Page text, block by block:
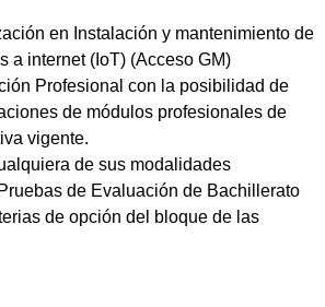
en Instalación y mantenimiento de
a internet (IoT) (Acceso GM)
Profesional con la posibilidad de
de módulos profesionales de
vigente.
de sus modalidades
de Evaluación de Bachillerato
de opción del bloque de las